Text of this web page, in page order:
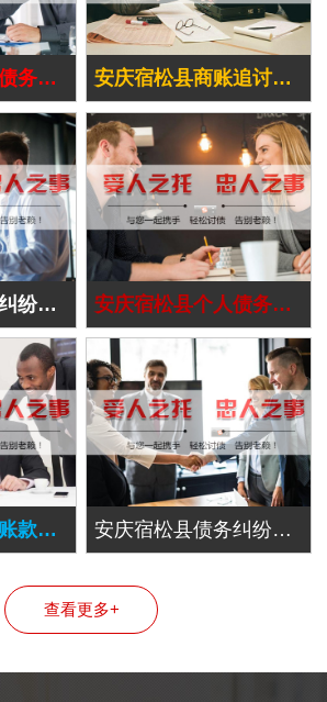
安庆宿松县企业债务追讨 安庆宿松县商账追讨清欠
安庆宿松县经济纠纷处理 安庆宿松县个人债务追讨
安庆宿松县应收账款追讨 安庆宿松县债务纠纷处理
查看更多+